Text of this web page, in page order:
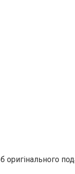
оригінального